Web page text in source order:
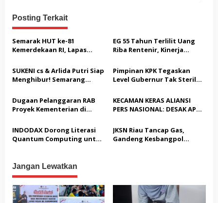
s
i
p
s
Posting Terkait
Semarak HUT ke-81
Kemerdekaan RI, Lapas
Sosial dan Pemeriksaan
Kesehatan Gratis bagi
Masyarakat
EG 55 Tahun Terlilit Uang
Riba Rentenir, Kinerja
Satreskrim Polresta
Karawang unit krimum
Patut di Pertanyakan
SUKENI cs & Arlida Putri Siap
Menghibur! Semarang
Akbar “Back On Track” 2026–
2029
Pimpinan KPK Tegaskan
Level Gubernur Tak Steril
Cukup, Bukan Dilindungi
Dugaan Pelanggaran RAB
Proyek Kementerian di
Nasionaldetik.com Desak
Tindakan Tegas
KECAMAN KERAS ALIANSI
PERS NASIONAL: DESAK APH
TERHADAP JURNALIS DAN
USUT TUNTAS GURITA
PUNGLI BERJAMAAH SERTA
INDODAX Dorong Literasi
Quantum Computing untuk
JKSN Riau Tancap Gas,
Gandeng Kesbangpol
Jangan Lewatkan